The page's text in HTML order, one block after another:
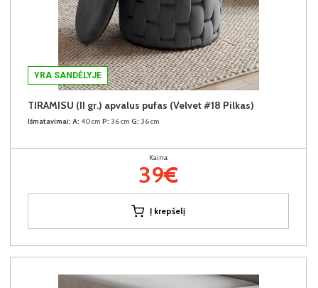
YRA SANDĖLYJE
TIRAMISU (II gr.) apvalus pufas (Velvet #18 Pilkas)
Išmatavimai: A: 40cm P: 36cm G: 36cm
Kaina:
39€
Į krepšelį